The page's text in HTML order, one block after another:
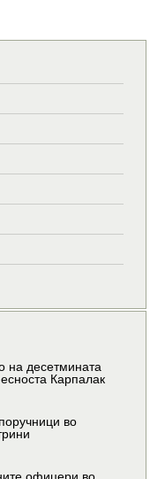
на десетмината
Карпалак
во
офицери во